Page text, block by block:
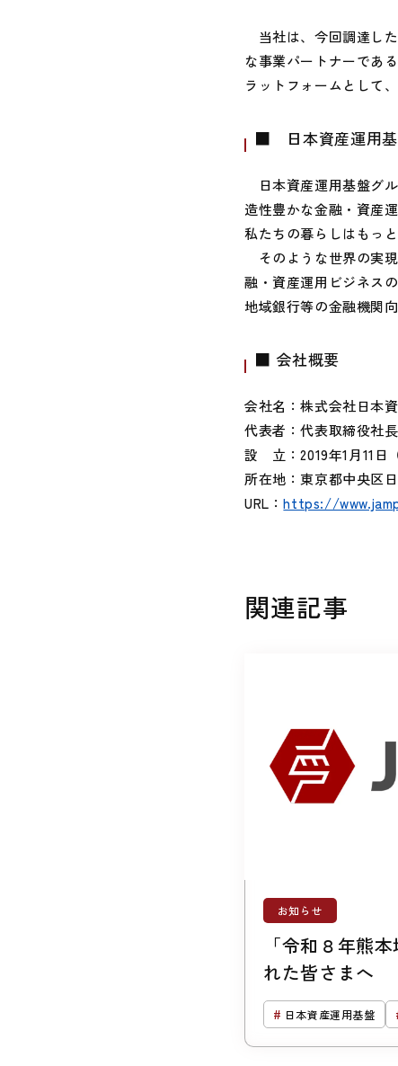
当社は、今回調達し
な事業パートナーであ
ラットフォームとして
■ 日本資産運用基
日本資産運用基盤グ
造性豊かな金融・資産
私たちの暮らしはもっ
そのような世界の実
融・資産運用ビジネス
地域銀行等の金融機関
■ 会社概要
会社名：株式会社日本
代表者：代表取締役社
設 立：2019年1月11日
所在地：東京都中央区
URL：https://
関連記事
お知らせ
「令和８年熊
れた皆さまへ
日本資産運用基盤